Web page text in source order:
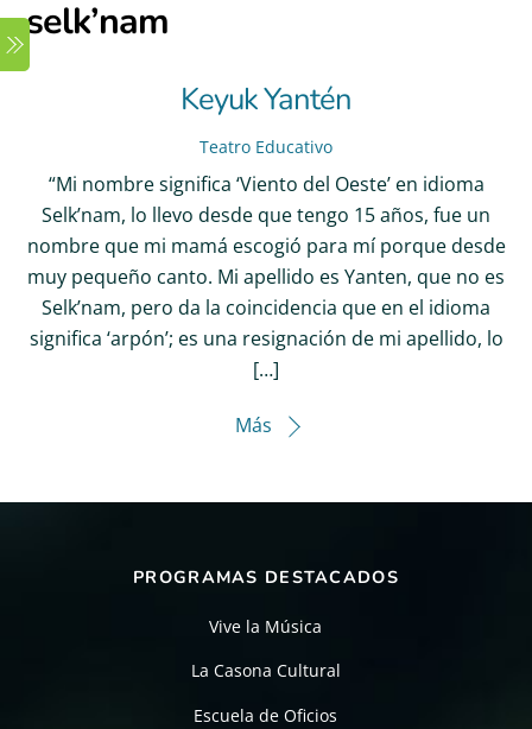
Skip
to
content
Menu
selk’nam
Keyuk Yantén
Teatro Educativo
“Mi nombre significa ‘Viento del Oeste’ en idioma
Selk’nam, lo llevo desde que tengo 15 años, fue un
nombre que mi mamá escogió para mí porque desde
muy pequeño canto. Mi apellido es Yanten, que no es
Selk’nam, pero da la coincidencia que en el idioma
significa ‘arpón’; es una resignación de mi apellido, lo
[…]
Más
PROGRAMAS DESTACADOS
Vive la Música
La Casona Cultural
Escuela de Oficios